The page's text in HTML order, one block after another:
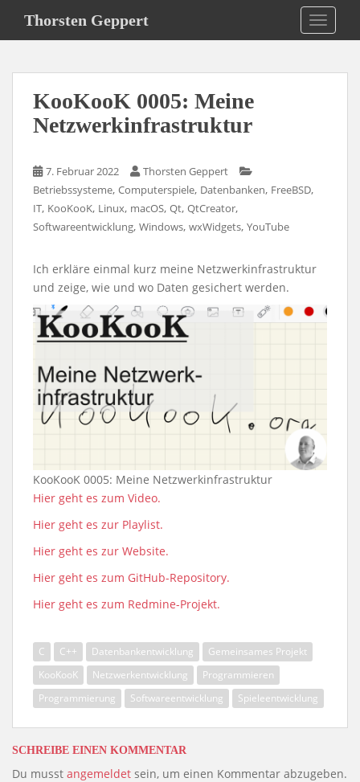
i
Thorsten Geppert
KooKooK 0005: Meine
Netzwerkinfrastruktur
7. Februar 2022
Thorsten Geppert
Betriebssysteme, Computerspiele, Datenbanken, FreeBSD,
IT, KooKooK, Linux, macOS, Qt, QtCreator,
Softwareentwicklung, Windows, wxWidgets, YouTube
Ich erkläre einmal kurz meine Netzwerkinfrastruktur
und zeige, wie und wo Daten gesichert werden.
KooKooK 0005: Meine Netzwerkinfrastruktur
Hier geht es zum Video.
Hier geht es zur Playlist.
Hier geht es zur Website.
Hier geht es zum GitHub-Repository.
Hier geht es zum Redmine-Projekt.
C C++ Datenbankentwicklung
Gemeinsames Projekt
KooKooK
Netzwerkentwicklung
Programmieren
Programmierung
Softwareentwicklung Spieleentwicklung
SCHREIBE EINEN KOMMENTAR
Du musst angemeldet sein, um einen Kommentar abzugeben.